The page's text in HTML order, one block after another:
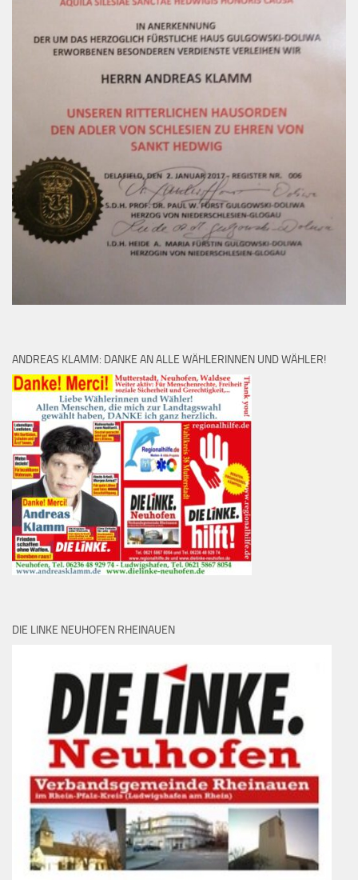
ANDREAS KLAMM: DANKE AN ALLE WÄHLERINNEN UND WÄHLER!
DIE LINKE NEUHOFEN RHEINAUEN